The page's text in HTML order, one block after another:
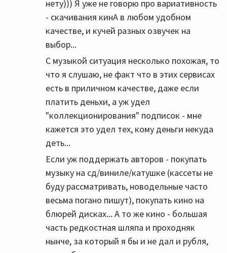
нету))) Я уже не говорю про вариативность
- скачивания кинА в любом удобном
качестве, и кучей разных озвучек на
выбор...
С музыкой ситуация несколько похожая, то
что я слушаю, не факт что в этих сервисах
есть в приличном качестве, даже если
платить деньхи, а уж удел
"коллекционирования" подписок - мне
кажется это удел тех, кому деньги некуда
деть...
Если уж поддержать авторов - покупать
музыку на сд/виниле/катушке (кассеты не
буду рассматривать, новодельные часто
весьма погано пишут), покупать кино на
блюрей дисках... А то же кино - большая
часть редкостная шляпа и проходняк
нынче, за который я бы и не дал и рубля,